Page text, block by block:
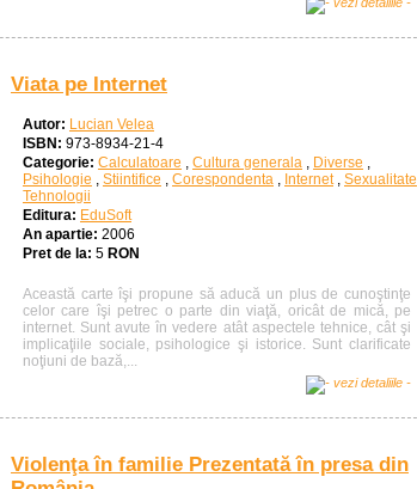
Viata pe Internet
Autor: Lucian Velea
ISBN: 973-8934-21-4
Categorie: Calculatoare , Cultura generala , Diverse ,
Psihologie , Stiintifice , Corespondenta , Internet, Sexualitate
Tehnologii
Editura: EduSoft
An apartie: 2006
Pret de la: 5 RON
Această carte îşi propune să aducă un plus de cunoştinţe
celor care îşi petrec o parte din viaţă, oricât de mică, pe
internet. Sunt avute în vedere atât aspectele tehnice, cât şi
implicaţiile sociale, psihologice şi istorice. Sunt clarificate
noţiuni de bază,...
Violenţa în familie Prezentată în presa din